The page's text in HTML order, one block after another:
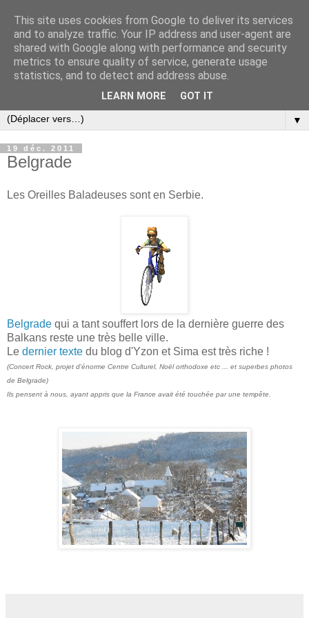
▼
19 déc. 2011
Belgrade
Les Oreilles Baladeuses sont en Serbie.
Belgrade qui a tant souffert lors de la dernière guerre des
Balkans reste une très belle ville.
Le dernier texte du blog d'Yzon et Sima est très riche !
(Concert Rock, projet d'énorme Centre Culturel, Noël orthodoxe etc ... et superbes photos
de Belgrade)
Ils pensent à nous, ayant appris que la France avait été touchée par une tempête.
This site uses cookies from Google to deliver its services
and to analyze traffic. Your IP address and user-agent are
shared with Google along with performance and security
metrics to ensure quality of service, generate usage
statistics, and to detect and address abuse.
LEARN MORE GOT IT